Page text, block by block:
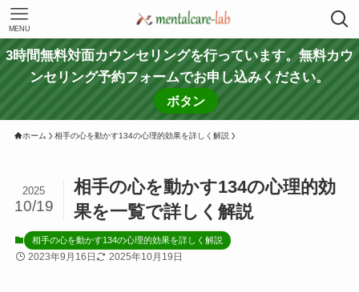
MENU
3時間無料対面カウンセリングを行っています。無料カウ
ンセリング予約フォームでお申し込みください。
ボタン
ホーム 相手の心を動かす134の心理的効果を詳しく解説
相手の心を動かす134の心理的効
果を一覧で詳しく解説
2025
10/19
相手の心を動かす134の心理的効果を詳しく解説
2023年9月16日 2025年10月19日